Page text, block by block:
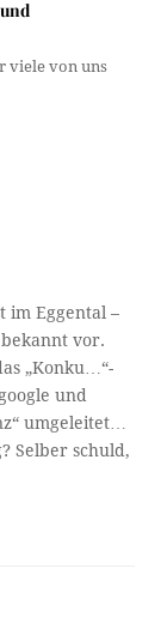
viele von uns
im Eggental –
vor.
„Konku…“-
und
umgeleitet…
Selber schuld,